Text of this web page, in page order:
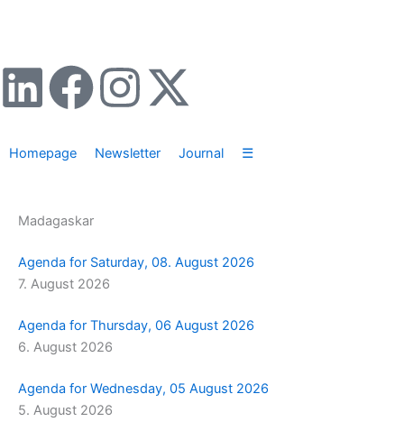
L
n
k
e
d
i
n
F
c
e
b
o
o
k
I
s
a
g
a
X
t
i
t
e
Homepage Newsletter Journal ☰
Madagaskar
Agenda for Saturday, 08. August 2026
7. August 2026
Agenda for Thursday, 06 August 2026
6. August 2026
Agenda for Wednesday, 05 August 2026
5. August 2026